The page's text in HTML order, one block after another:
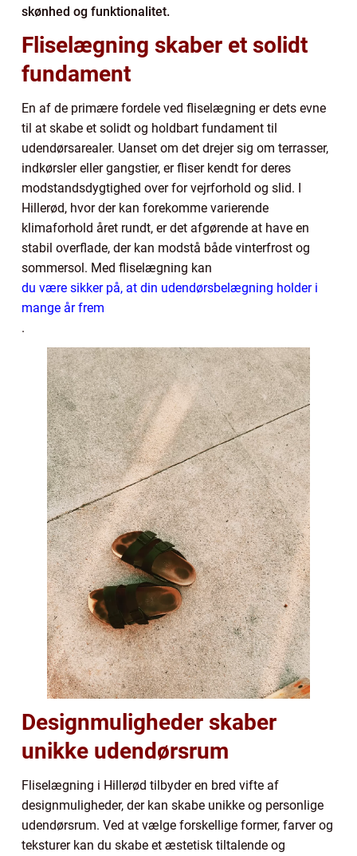
skønhed og funktionalitet.
Fliselægning skaber et solidt
fundament
En af de primære fordele ved fliselægning er dets evne
til at skabe et solidt og holdbart fundament til
udendørsarealer. Uanset om det drejer sig om terrasser,
indkørsler eller gangstier, er fliser kendt for deres
modstandsdygtighed over for vejrforhold og slid. I
Hillerød, hvor der kan forekomme varierende
klimaforhold året rundt, er det afgørende at have en
stabil overflade, der kan modstå både vinterfrost og
sommersol. Med fliselægning kan
du være sikker på, at din udendørsbelægning holder i
mange år frem
.
Designmuligheder skaber
unikke udendørsrum
Fliselægning i Hillerød tilbyder en bred vifte af
designmuligheder, der kan skabe unikke og personlige
udendørsrum. Ved at vælge forskellige former, farver og
teksturer kan du skabe et æstetisk tiltalende og